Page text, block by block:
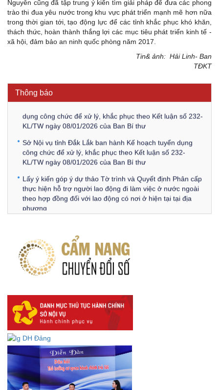
Nguyên cũng đã tập trung ý kiến tìm giải pháp để đưa các phong
trào thi đua yêu nước trong khu vực phát triển mạnh mẽ hơn nữa
trong thời gian tới, tạo động lực để các tỉnh khắc phục khó khăn,
thách thức, hoàn thành thắng lợi các mục tiêu phát triển kinh tế -
xã hội, đảm bảo an ninh quốc phòng năm 2017.
Tin& ảnh: Hải Linh- Ban
TĐKT
Thông báo
Kế hoạch Kiểm tra, sát hạch để tiếp nhận vào làm công
Thông báo Về việc đăng tải các văn bản ôn tập kỳ tuyển
dụng công chức để xử lý, khắc phục theo Kết luận số 232-
KL/TW ngày 08/01/2026 của Ban Bí thư
Sở Nội vụ tỉnh Đắk Lắk ban hành Kế hoạch tuyển dụng
công chức để xử lý, khắc phục theo Kết luận số 232-
KL/TW ngày 08/01/2026 của Ban Bí thư
Lấy ý kiến góp ý dự thảo Tờ trình và Quyết định Phân cấp
thực hiện hỗ trợ người lao động đi làm việc ở nước ngoài
theo hợp đồng đối với lao động có nơi ở hiện tại tại địa
phương
địa bàn tỉnh Đắk Lắk theo trình tự, thủ tục rút gọn trong
xây dựng, ban hành văn bản quy phạm pháp luật
Góp ý dự thảo Thông tư quy định nghiệp vụ lưu trữ tài liệu
lưu trữ số:
DANH SÁCH HỒ SƠ CÁN BỘ ĐI B TỈNH ĐĂK LẮK -
Lấy ý kiến dự thảo Quyết định quy phạm pháp luật quy
định về thành lập, tổ chức và hoạt động của tổ chức phối
hợp liên ngành
Thông báo về việc tải biểu mẫu báo cáo kết quả 06 năm
thực hiện Nghị quyết số 18-NQ/TW và Nghị quyết số 19-
NQ/TW
Thư chúc mừng của Bộ trưởng Bộ Nội vụ nhân dịp kỷ